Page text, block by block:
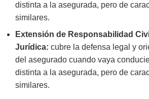
distinta a la asegurada, pero de
similares.
Extensión de Responsabilidad
Jurídica: cubre la defensa legal y
del asegurado cuando vaya
distinta a la asegurada, pero de
similares.